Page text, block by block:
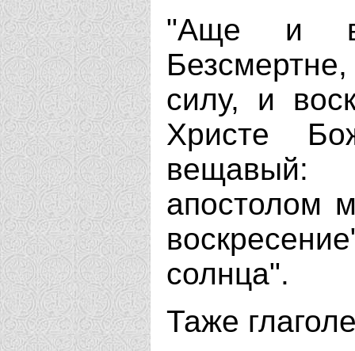
"Аще и
силу, и
Христе
апостолом
солнца".
Таже